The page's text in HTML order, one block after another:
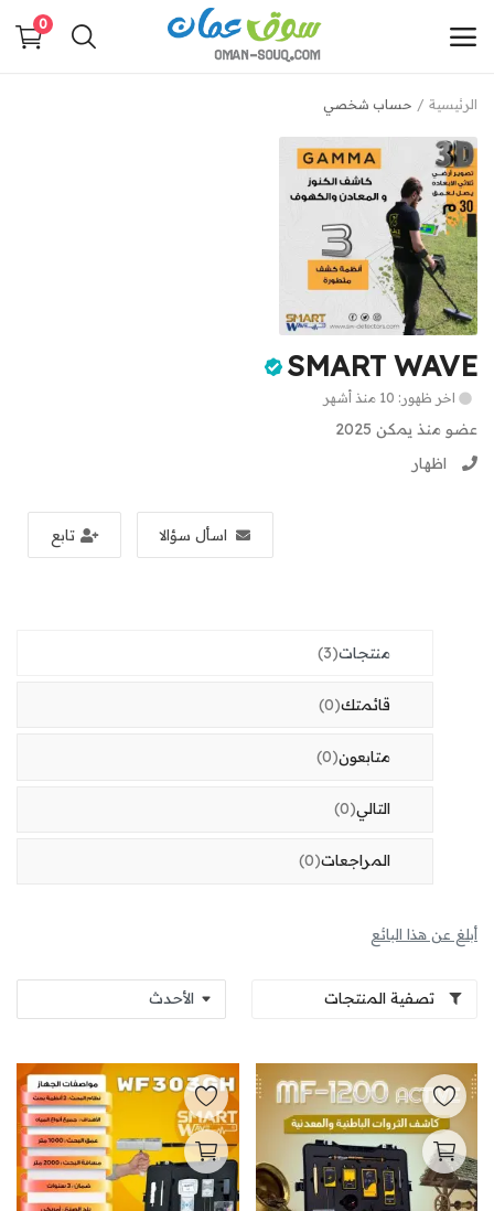
0
أضف
إعلانك
القائمة الرئيسية
فئات
الرئيسية
قائمتك
مدونة سوق عمان
اتصل بنا
الرئيسية حساب شخصي
SMART WAVE
اخر ظهور: 10 منذ أشهر
عضو منذ يمكن 2025
اظهار
اسأل سؤالا تابع
منتجات(3)
قائمتك(0)
متابعون(0)
التالي(0)
المراجعات(0)
أبلغ عن هذا البائع
تصفية المنتجات